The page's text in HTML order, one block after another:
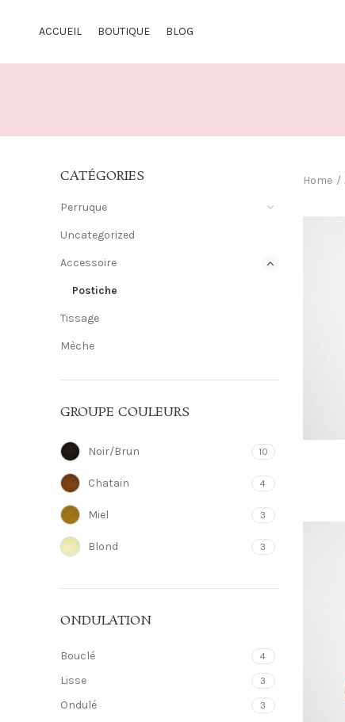
ACCUEIL BOUTIQUE BLOG
CATÉGORIES
Perruque
Uncategorized
Accessoire
Postiche
Tissage
Mèche
GROUPE COULEURS
Noir/Brun 10
Chatain 4
Miel 3
Blond 3
ONDULATION
Bouclé 4
Lisse 3
Ondulé 3
Home